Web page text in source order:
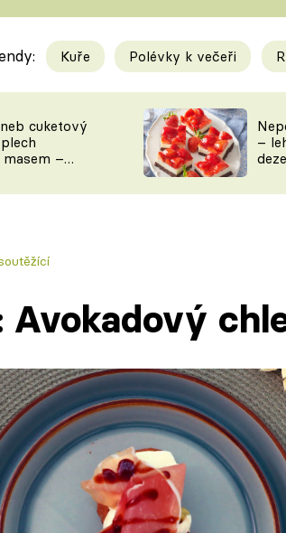
ŠÉF!
NA TALÍŘI
Tipy a
KAM ZA
VYCHYTÁVKY
Kuře Polévky k večeři
cuketový
–
přerostlé
–
Avokadový